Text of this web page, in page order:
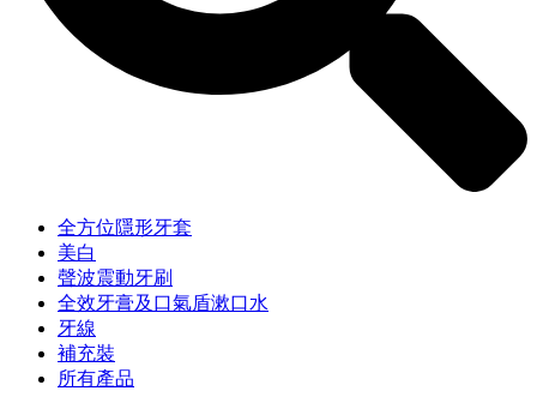
全方位隱形牙套
美白
聲波震動牙刷
全效牙膏及口氣盾漱口水
牙線
補充裝
所有產品